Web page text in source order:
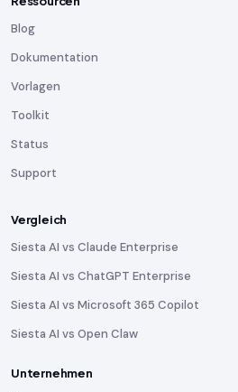
Blog
Dokumentation
Vorlagen
Toolkit
Status
Support
Vergleich
Siesta AI vs Claude Enterprise
Siesta AI vs ChatGPT Enterprise
Siesta AI vs Microsoft 365 Copilot
Siesta AI vs Open Claw
Unternehmen